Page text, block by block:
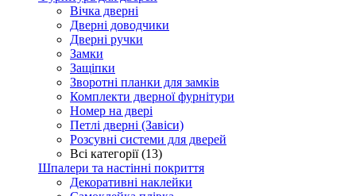
Вічка дверні
Дверні доводчики
Дверні ручки
Замки
Защіпки
Зворотні планки для замків
Комплекти дверної фурнітури
Номер на двері
Петлі дверні (Завіси)
Розсувні системи для дверей
Всі категорії (13)
Шпалери та настінні покриття
Декоративні наклейки